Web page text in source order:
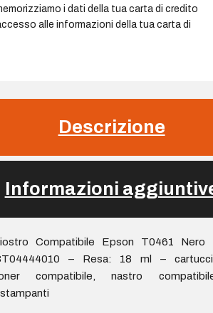
i dati della tua carta di credito
alle informazioni della tua carta di
Descrizione
Informazioni
Compatibile Epson T0461 Nero
– Resa: 18 ml –
compatibile, nastro